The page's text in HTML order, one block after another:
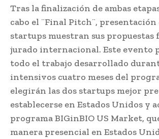
Tras la finalización de ambas
cabo el ¨Final Pitch¨, presentación
startups muestran sus propuestas
jurado internacional. Este evento
todo el trabajo desarrollado
intensivos cuatro meses del
elegirán las dos startups mejor
establecerse en Estados Unidos y
programa BIGinBIO US Market,
manera presencial en Estados